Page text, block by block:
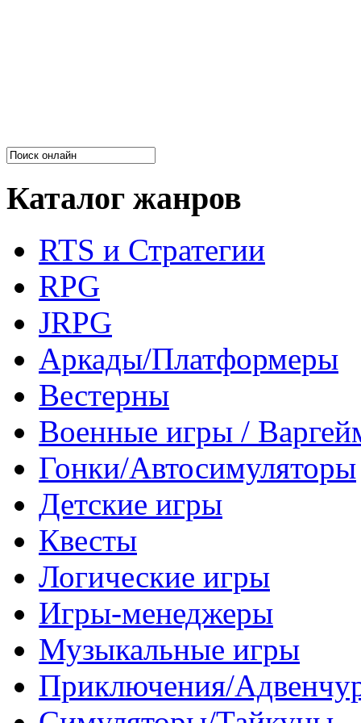
Каталог жанров
RTS и Стратегии
RPG
JRPG
Аркады/Платформеры
Вестерны
Военные игры /
Гонки/Автосимуляторы
Детские игры
Квесты
Логические игры
Игры-менеджеры
Музыкальные игры
Приключения/